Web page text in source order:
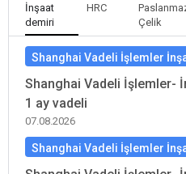
İnşaat
demiri
HRC
Çelik
Shanghai Vadeli İşlemler
Shanghai Vadeli İşlemler-
1 ay vadeli
07.08.2026
Shanghai Vadeli İşlemler